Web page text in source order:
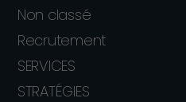
Non classé
Recrutement
SERVICES
STRATÉGIES